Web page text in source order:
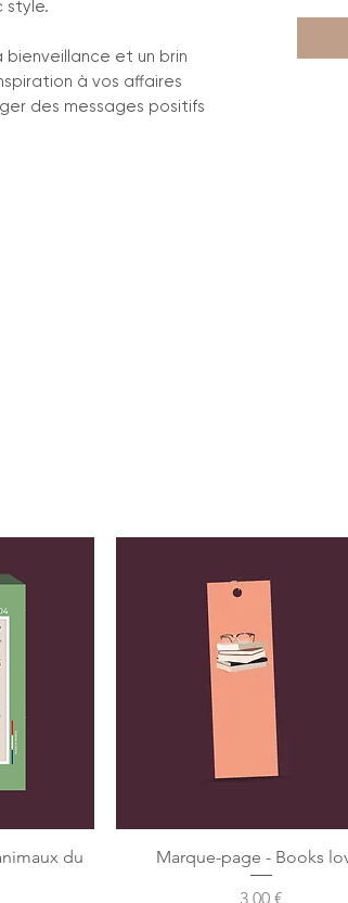
style.
et un brin
à vos affaires
des messages positifs
du
Marque-page - Books
Preis
3,00 €